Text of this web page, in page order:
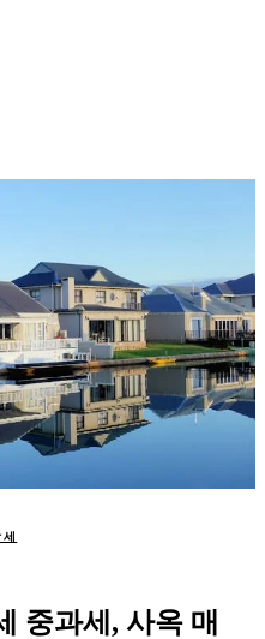
중과세, 사옥 매